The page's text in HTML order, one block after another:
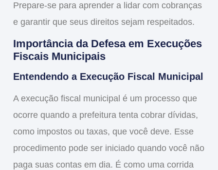
Prepare-se para aprender a lidar com cobranças
e garantir que seus direitos sejam respeitados.
Importância da Defesa em Execuções
Fiscais Municipais
Entendendo a Execução Fiscal Municipal
A execução fiscal municipal é um processo que
ocorre quando a prefeitura tenta cobrar dívidas,
como impostos ou taxas, que você deve. Esse
procedimento pode ser iniciado quando você não
paga suas contas em dia. É como uma corrida